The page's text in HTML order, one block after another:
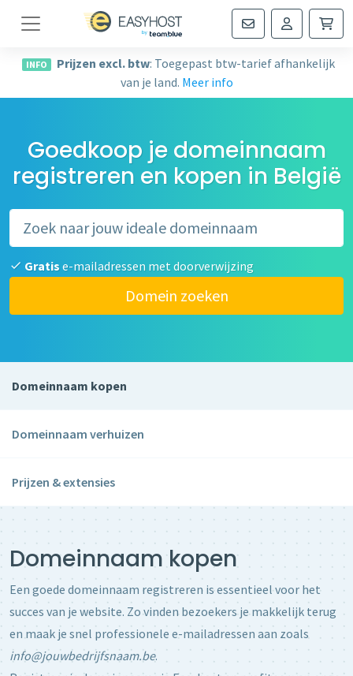
Navigatie
INFO Prijzen excl. btw: Toegepast btw-tarief afhankelijk
van je land. Meer info
Goedkoop je domeinnaam
registreren en kopen in België
Gratise-mailadressen met doorverwijzing
Domein zoeken
Domeinnaam kopen
Domeinnaam verhuizen
Prijzen & extensies
Domeinnaam kopen
Een goede domeinnaam registreren is essentieel voor het
succes van je website. Zo vinden bezoekers je makkelijk terug
en maak je snel professionele e-mailadressen aan zoals
info@jouwbedrijfsnaam.be.